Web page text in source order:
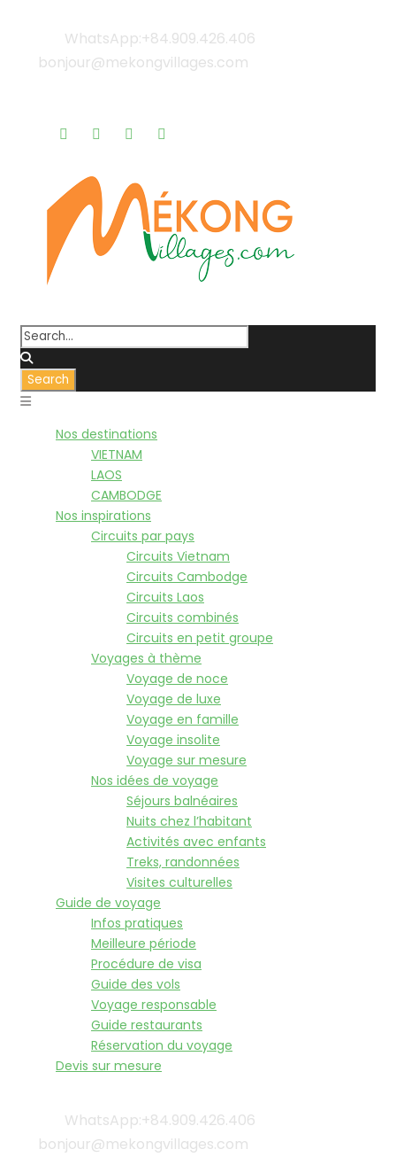
WhatsApp:+84.909.426.406
bonjour@mekongvillages.com
Nos destinations
VIETNAM
LAOS
CAMBODGE
Nos inspirations
Circuits par pays
Circuits Vietnam
Circuits Cambodge
Circuits Laos
Circuits combinés
Circuits en petit groupe
Voyages à thème
Voyage de noce
Voyage de luxe
Voyage en famille
Voyage insolite
Voyage sur mesure
Nos idées de voyage
Séjours balnéaires
Nuits chez l’habitant
Activités avec enfants
Treks, randonnées
Visites culturelles
Guide de voyage
Infos pratiques
Meilleure période
Procédure de visa
Guide des vols
Voyage responsable
Guide restaurants
Réservation du voyage
Devis sur mesure
WhatsApp:+84.909.426.406
bonjour@mekongvillages.com